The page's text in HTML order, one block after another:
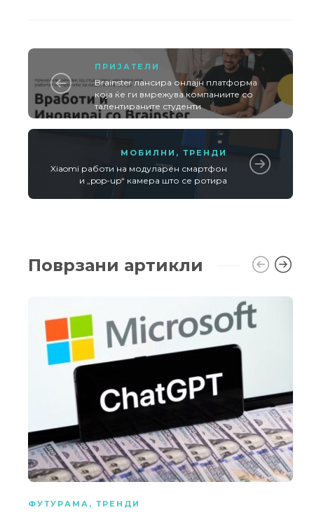
ПРИЈАТЕЛИ
Brainster лансира онлајн платформа
која ќе ги вмрежува компаниите со
талентираните студенти
МОБИЛНИ , ТРЕНДИ
Xiaomi работи на модуларен смартфон
и „pop-up“ камера што се ротира
Поврзани артикли
ФУТУРАМА , ТРЕНДИ